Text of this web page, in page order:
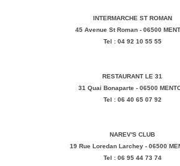
INTERMARCHE ST ROMAN
45 Avenue St Roman - 06500
Tel : 04 92 10 55 55
RESTAURANT LE 31
31 Quai Bonaparte - 06500
Tel : 06 40 65 07 92
NAREV'S CLUB
19 Rue Loredan Larchey - 06500
Tel : 06 95 44 73 74